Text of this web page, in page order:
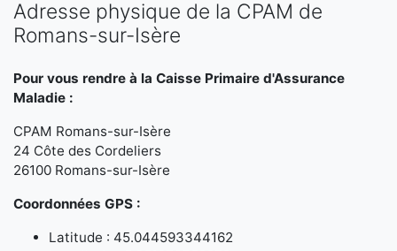
Adresse physique de la CPAM de
Romans-sur-Isère
Pour vous rendre à la Caisse Primaire d'Assurance
Maladie :
CPAM Romans-sur-Isère
24 Côte des Cordeliers
26100 Romans-sur-Isère
Coordonnées GPS :
Latitude : 45.044593344162